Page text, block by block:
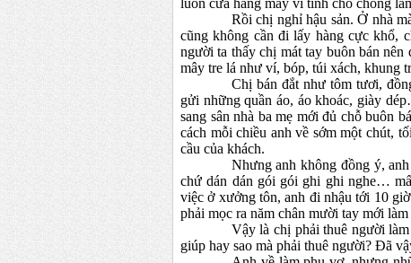
luôn cửa hàng máy vi tính cho chồng
Rồi chị nghỉ hậu sản. Ở nhà
cũng không cần đi lấy hàng cực khổ,
người ta thấy chị mát tay buôn bán
mây tre lá như ví, bóp, túi xách, khung
Chị bán đắt như tôm tươi,
gửi những quần áo, áo khoác, giày
sang sân nhà ba mẹ mới đủ chỗbuôn
cách mỗi chiều anh về sớm một chút,
cầu của khách.
Nhưng anh không đồng ý,
chứ dán dán gói gói ghi ghi nghe…
việc ở xưởng tôn, anh đi nhậu tới 10
phải mọc ra năm chân mười tay mới làm
Vậy là chị phải thuê người
giúp hay sao mà phải thuê người? Đã